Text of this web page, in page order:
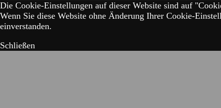
Die Cookie-Einstellungen auf dieser Website sind auf
Wenn Sie diese Website ohne Änderung Ihrer Cookie-
einverstanden.
Schließen